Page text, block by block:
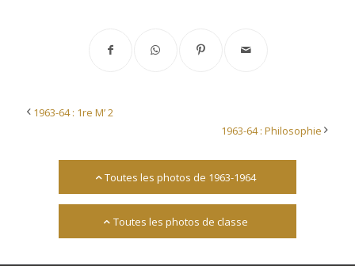
1963-64 : 1re M’ 2
1963-64 : Philosophie
Toutes les photos de 1963-1964
Toutes les photos de classe